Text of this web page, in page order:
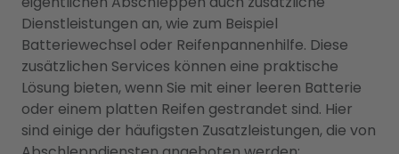
Dienstleistungen an, wie zum Beispiel
Batteriewechsel oder Reifenpannenhilfe. Diese
zusätzlichen Services können eine praktische
Lösung bieten, wenn Sie mit einer leeren Batterie
oder einem platten Reifen gestrandet sind. Hier
sind einige der häufigsten Zusatzleistungen, die von